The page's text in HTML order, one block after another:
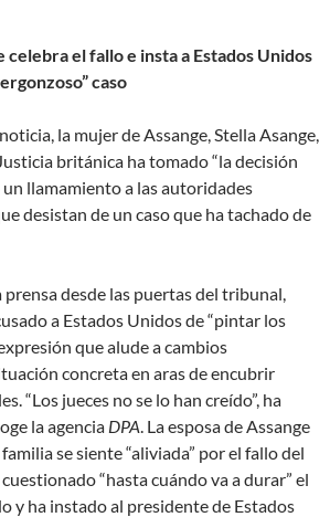
celebra el fallo e insta a Estados Unidos
caso
la mujer de Assange, Stella Asange,
británica ha tomado “la decisión
un llamamiento a las autoridades
desistan de un caso que ha tachado de
prensa desde las puertas del tribunal,
a Estados Unidos de “pintar los
que alude a cambios
concreta en aras de encubrir
“Los jueces no se lo han creído”, ha
la agencia DPA . La esposa de Assange
se siente “aliviada” por el fallo del
“hasta cuándo va a durar” el
y ha instado al presidente de Estados